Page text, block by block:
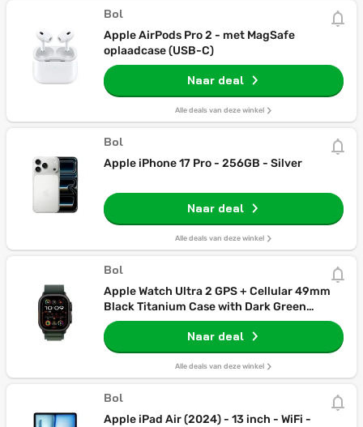
Bol
Apple AirPods Pro 2 - met MagSafe
oplaadcase (USB-C)
Naar deal
Alle deals van deze winkel
Bol
Apple iPhone 17 Pro - 256GB - Silver
Naar deal
Alle deals van deze winkel
Bol
Apple Watch Ultra 2 GPS + Cellular 49mm
Black Titanium Case with Dark Green
Alpine Loop - Medium
Naar deal
Alle deals van deze winkel
Bol
Apple iPad Air (2024) - 13 inch - WiFi -